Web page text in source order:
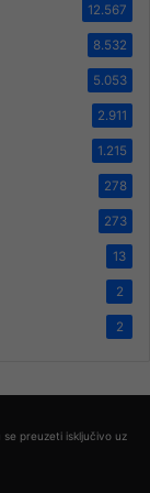
12.567
8.532
5.053
2.911
1.215
278
273
13
2
2
preuzeti isključivo uz